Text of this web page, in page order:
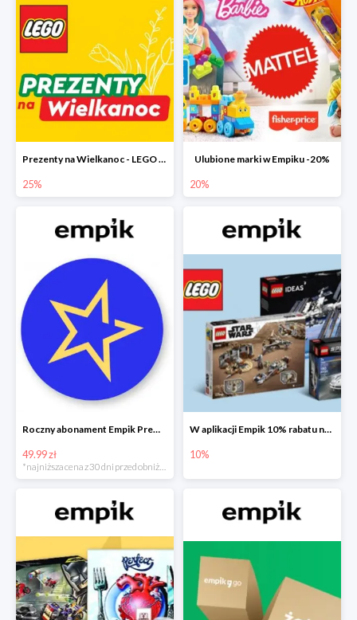
Prezenty na Wielkanoc - LEGO w Empiku do -25%
25%
Ulubione marki w Empiku -20%
20%
Roczny abonament Empik Premium w super cenie
49.99 zł
*najniższa cena z 30 dni przed obniżką
W aplikacji Empik 10% rabatu na klocki LEGO
10%